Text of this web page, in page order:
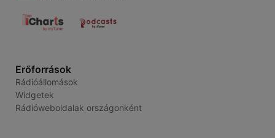
Erőforrások
Rádióállomások
Widgetek
Rádióweboldalak országonként